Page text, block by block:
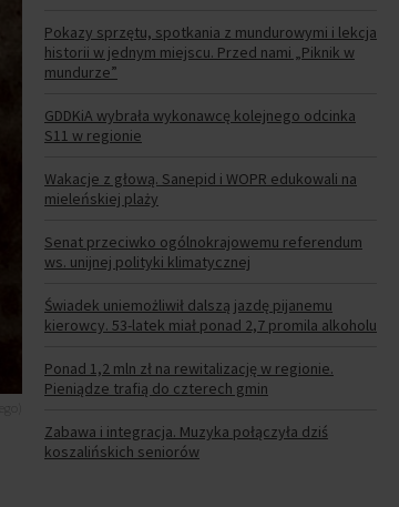
Pokazy sprzętu, spotkania z mundurowymi i lekcja
historii w jednym miejscu. Przed nami „Piknik w
mundurze”
GDDKiA wybrała wykonawcę kolejnego odcinka
S11 w regionie
Wakacje z głową. Sanepid i WOPR edukowali na
mieleńskiej plaży
Senat przeciwko ogólnokrajowemu referendum
ws. unijnej polityki klimatycznej
Świadek uniemożliwił dalszą jazdę pijanemu
kierowcy. 53-latek miał ponad 2,7 promila alkoholu
Ponad 1,2 mln zł na rewitalizację w regionie.
Pieniądze trafią do czterech gmin
Zabawa i integracja. Muzyka połączyła dziś
koszalińskich seniorów